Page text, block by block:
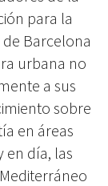
para la
Barcelona
urbana no
a sus
sobre
en áreas
en día, las